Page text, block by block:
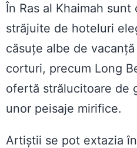
În Ras al Khaimah
străjuite de hoteluri
căsuțe albe de
corturi, precum Long
ofertă strălucitoare de
unor peisaje mirifice.
Artiștii se pot extazia